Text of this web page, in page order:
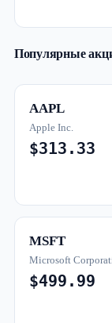
Популярные
AAPL
Apple Inc.
$313.33
MSFT
Microsoft
$499.99